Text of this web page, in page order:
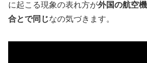
に起こる現象の表れ方が外国の航空
合とで同じなの気づきます。